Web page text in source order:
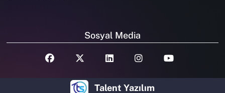
Sosyal Media
Talent Yazılım